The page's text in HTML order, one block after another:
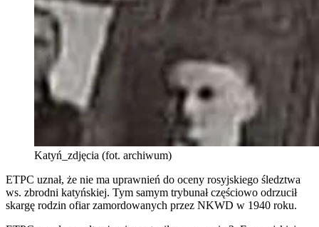
Katyń_zdjęcia (fot. archiwum)
ETPC uznał, że nie ma uprawnień do oceny rosyjskiego śledztwa
ws. zbrodni katyńskiej. Tym samym trybunał częściowo odrzucił
skargę rodzin ofiar zamordowanych przez NKWD w 1940 roku.